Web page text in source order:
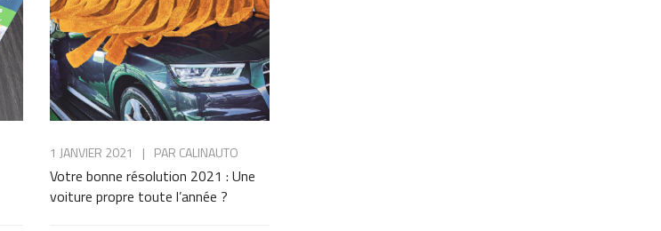
1 JANVIER 2021 | PAR CALINAUTO
Votre bonne résolution 2021 : Une
voiture propre toute l’année ?